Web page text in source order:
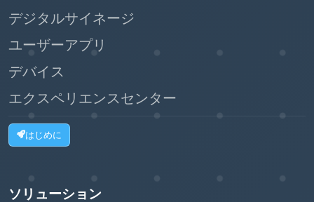
デジタルサイネージ
ユーザーアプリ
デバイス
エクスペリエンスセンター
はじめに
ソリューション